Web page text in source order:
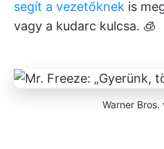
segít a vezetőknek is
vagy a kudarc kulcsa. 🧊
Warner Bros.